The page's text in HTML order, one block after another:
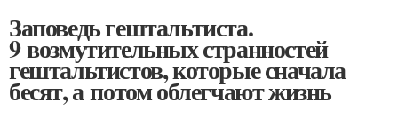
Заповедь гештальтиста.
9 возмутительных странностей
гештальтистов, которые сначала
бесят, а потом облегчают жизнь